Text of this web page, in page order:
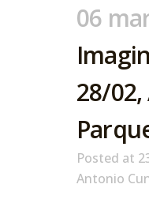
06
28/
Posted at
Antonio